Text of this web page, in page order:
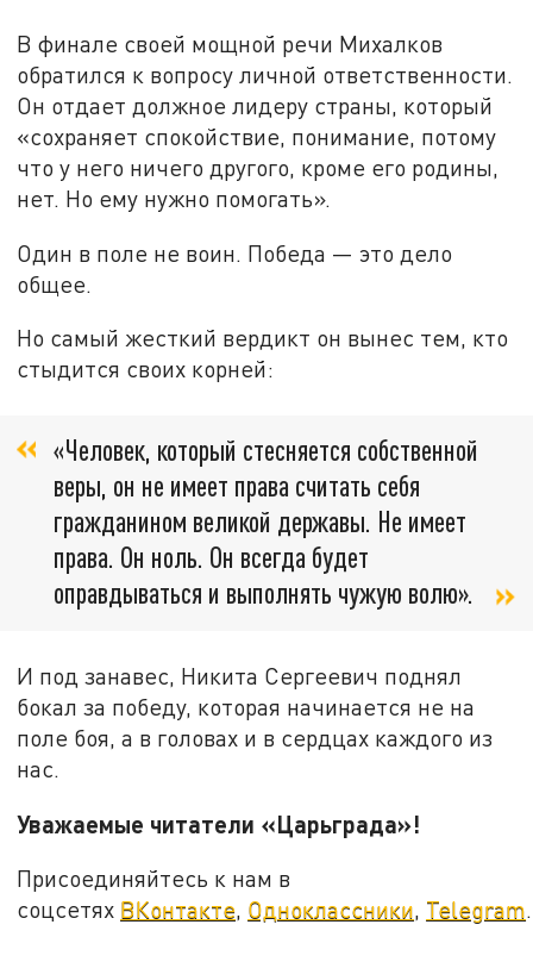
В финале своей мощной речи Михалков
обратился к вопросу личной ответственности.
Он отдает должное лидеру страны, который
«сохраняет спокойствие, понимание, потому
что у него ничего другого, кроме его родины,
нет. Но ему нужно помогать».
Один в поле не воин. Победа — это дело
общее.
Но самый жесткий вердикт он вынес тем, кто
стыдится своих корней:
«Человек, который стесняется собственной
веры, он не имеет права считать себя
гражданином великой державы. Не имеет
права. Он ноль. Он всегда будет
оправдываться и выполнять чужую волю».
И под занавес, Никита Сергеевич поднял
бокал за победу, которая начинается не на
поле боя, а в головах и в сердцах каждого из
нас.
Уважаемые читатели «Царьграда»!
Присоединяйтесь к нам в
соцсетях ВКонтакте, Одноклассники, Telegram.